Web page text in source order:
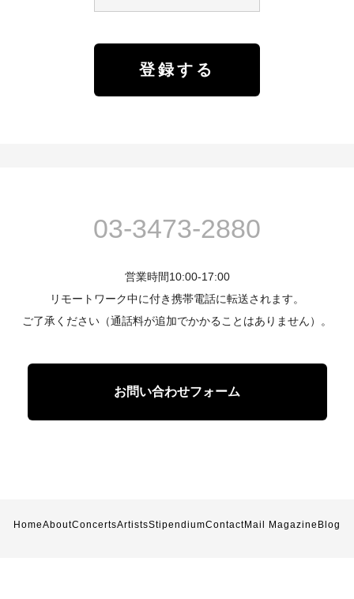
03-3473-2880
営業時間10:00-17:00
リモートワーク中に付き携帯電話に転送されます。
ご了承ください（通話料が追加でかかることはありません）。
お問い合わせフォーム
HomeAboutConcertsArtistsStipendiumContactMail Magazine Blog